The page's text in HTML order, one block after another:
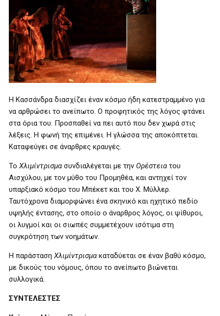
Η Κασσάνδρα διασχίζει έναν κόσμο ήδη κατεστραμμένο για
να αρθρώσει το ανείπωτο. Ο προφητικός της λόγος φτάνει
στα όρια του. Προσπαθεί να πει αυτό που δεν χωρά στις
λέξεις. Η φωνή της επιμένει. Η γλώσσα της αποκόπτεται.
Καταφεύγει σε άναρθρες κραυγές.
Το Χλιμίντρισμα συνδιαλέγεται με την Ορέστεια του
Αισχύλου, με τον μύθο του Προμηθέα, και αντηχεί τον
υπαρξιακό κόσμο του Μπέκετ και του Χ. Μύλλερ.
Ταυτόχρονα διαμορφώνει ένα σκηνικό και ηχητικό πεδίο
υψηλής έντασης, στο οποίο ο άναρθρος λόγος, οι ψίθυροι,
οι λυγμοί και οι σιωπές συμμετέχουν ισότιμα στη
συγκρότηση των νοημάτων.
Η παράσταση Χλιμίντρισμα καταδύεται σε έναν βαθύ κόσμο,
με δικούς του νόμους, όπου το ανείπωτο βιώνεται
συλλογικά.
ΣΥΝΤΕΛΕΣΤΕΣ